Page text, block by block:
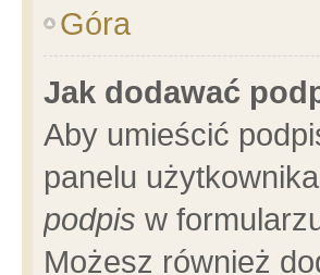
Góra
Jak dodawać
Aby umieścić
panelu
podpis w
Możesz również